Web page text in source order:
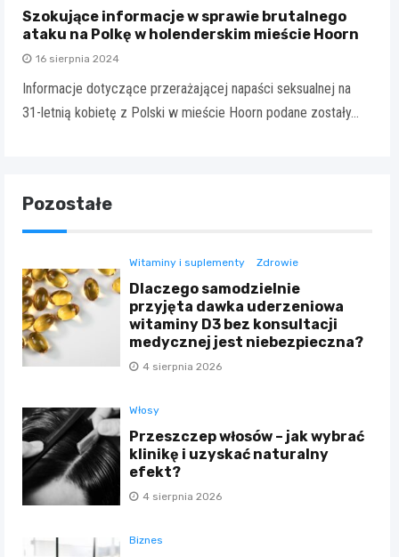
Szokujące informacje w sprawie brutalnego
ataku na Polkę w holenderskim mieście Hoorn
16 sierpnia 2024
Informacje dotyczące przerażającej napaści seksualnej na
31-letnią kobietę z Polski w mieście Hoorn podane zostały…
Pozostałe
Witaminy i suplementy Zdrowie
Dlaczego samodzielnie
przyjęta dawka uderzeniowa
witaminy D3 bez konsultacji
medycznej jest niebezpieczna?
4 sierpnia 2026
Włosy
Przeszczep włosów – jak wybrać
klinikę i uzyskać naturalny
efekt?
4 sierpnia 2026
Biznes